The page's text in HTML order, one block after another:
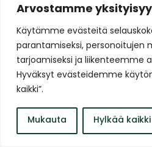
Arvostamme
Käytämme evästeitä
parantamiseksi, personoitujen
tarjoamiseksi ja liikenteemme
Hyväksyt evästeidemme
kaikki”.
Mukauta Hylkää kaikki
sellaista? Pitäisikö
Lue koko artikkeli